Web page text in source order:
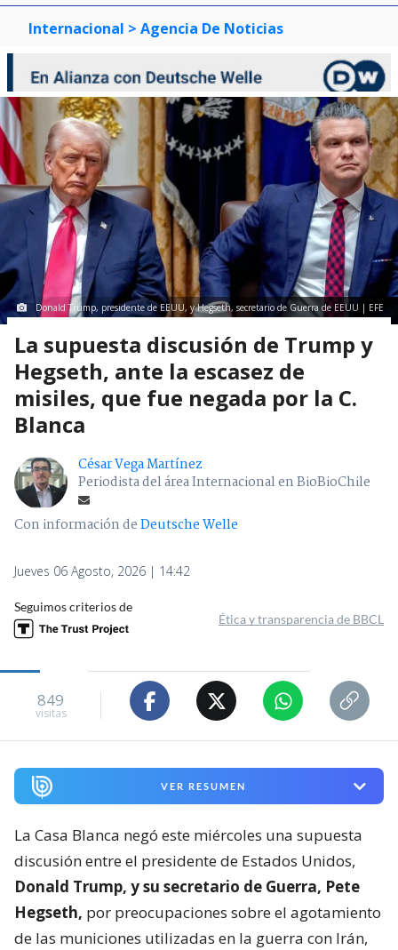
Internacional > Agencia De Noticias
Donald Trump, presidente de EEUU, y Hegseth, secretario de Guerra de EEUU | EFE
La supuesta discusión de Trump y
Hegseth, ante la escasez de
misiles, que fue negada por la C.
Blanca
César Vega Martínez
Periodista del área Internacional en BioBioChile
Con información deDeutsche Welle
Jueves 06 Agosto, 2026 | 14:42
Seguimos criterios de
Ética y transparencia de BBCL
849
visitas
VER RESUMEN
La Casa Blanca negó este miércoles una supuesta
discusión entre el presidente de Estados Unidos,
Donald Trump, y su secretario de Guerra, Pete
Hegseth, por preocupaciones sobre el agotamiento
de las municiones utilizadas en la guerra con Irán,